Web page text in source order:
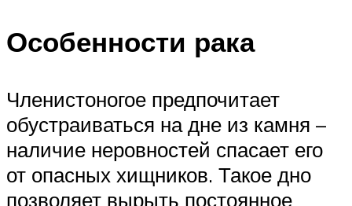
Особенности рака
Членистоногое предпочитает
обустраиваться на дне из камня –
наличие неровностей спасает его
от опасных хищников. Такое дно
позволяет вырыть постоянное